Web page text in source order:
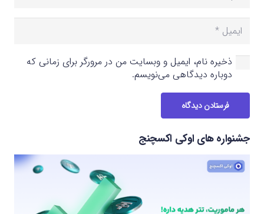
ذخیره نام، ایمیل و وبسایت من در مرورگر برای زمانی که
دوباره دیدگاهی می‌نویسم.
فرستادن دیدگاه
جشنواره های اوکی اکسچنج